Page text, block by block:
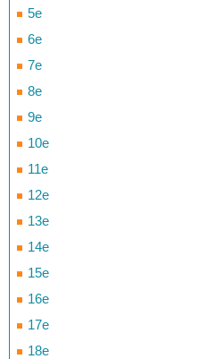
5e
6e
7e
8e
9e
10e
11e
12e
13e
14e
15e
16e
17e
18e